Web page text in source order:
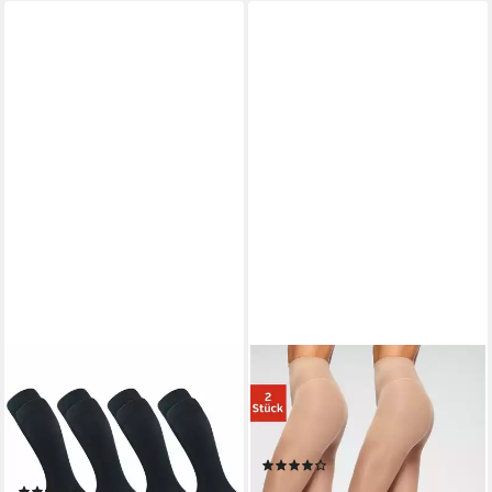
Kompressionsstrümpfe zum
Reisen, Sport oder lange
Sitzen für Damen & Herren (4
Paar) Venenfreundlich dank
LASCANA
Stützstrumpfhose 70 DEN
(Packung 2 St) mit
verstärktem Höschenteil
(267)
29,99 €